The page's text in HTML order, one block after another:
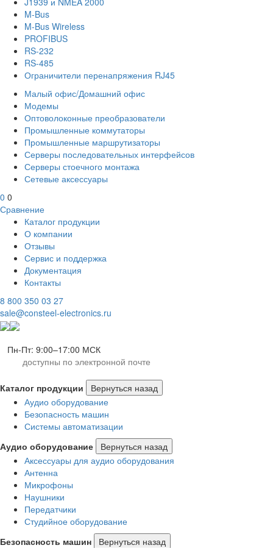
M-Bus
M-Bus Wireless
PROFIBUS
RS-232
RS-485
Ограничители перенапряжения RJ45
Малый офис/Домашний офис
Модемы
Оптоволоконные преобразователи
Промышленные коммутаторы
Промышленные маршрутизаторы
Серверы последовательных интерфейсов
Серверы стоечного монтажа
Сетевые аксессуары
0 0
Сравнение
Каталог продукции
О компании
Отзывы
Сервис и поддержка
Документация
Контакты
8 800 350 03 27
sale@consteel-electronics.ru
Пн-Пт: 9:00–17:00 МСК
доступны по электронной почте
Каталог продукции
Вернуться назад
Аудио оборудование
Безопасность машин
Системы автоматизации
Аудио оборудование
Вернуться назад
Аксессуары для аудио оборудования
Антенна
Микрофоны
Наушники
Передатчики
Студийное оборудование
Безопасность машин
Вернуться назад